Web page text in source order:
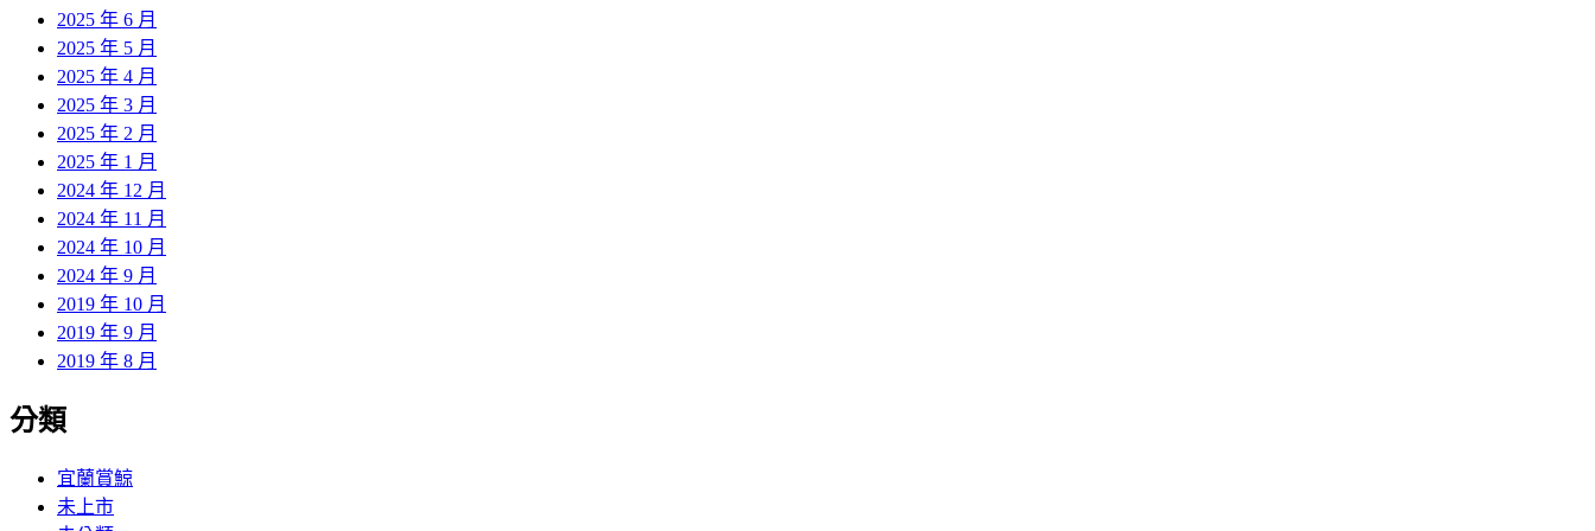
2025 年 6 月
2025 年 5 月
2025 年 4 月
2025 年 3 月
2025 年 2 月
2025 年 1 月
2024 年 12 月
2024 年 11 月
2024 年 10 月
2024 年 9 月
2019 年 10 月
2019 年 9 月
2019 年 8 月
分類
宜蘭賞鯨
未上市